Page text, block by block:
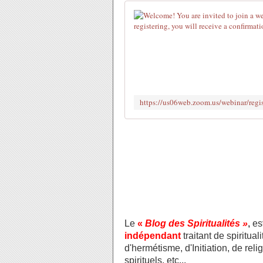
Le « Blog des Spiritualités »,
indépendant traitant de
d'hermétisme, d'Initiation, de
spirituels, etc...